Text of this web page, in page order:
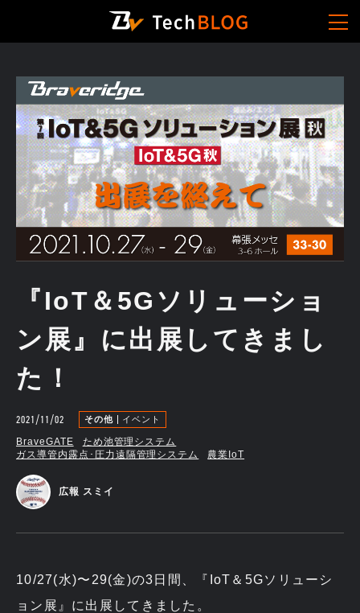
『IoT＆5Gソリューショ
ン展』に出展してきまし
た！
2021/11/02 その他 イベント
BraveGATE
ため池管理システム
ガス導管内露点･圧力遠隔管理システム
農業IoT
広報 スミイ
10/27(水)〜29(金)の3日間、『IoT＆5Gソリューシ
ョン展』に出展してきました。